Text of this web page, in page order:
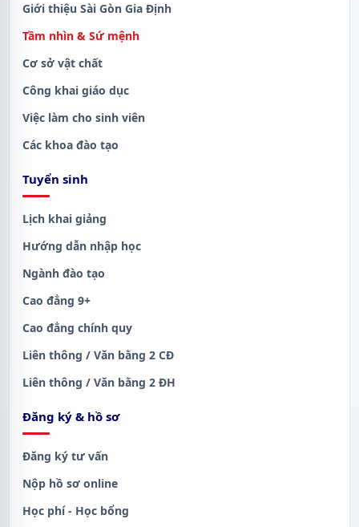
Giới thiệu Sài Gòn Gia Định
Tầm nhìn & Sứ mệnh
Cơ sở vật chất
Công khai giáo dục
Việc làm cho sinh viên
Các khoa đào tạo
Tuyển sinh
Lịch khai giảng
Hướng dẫn nhập học
Ngành đào tạo
Cao đẳng 9+
Cao đẳng chính quy
Liên thông / Văn bằng 2 CĐ
Liên thông / Văn bằng 2 ĐH
Đăng ký & hồ sơ
Đăng ký tư vấn
Nộp hồ sơ online
Học phí - Học bổng